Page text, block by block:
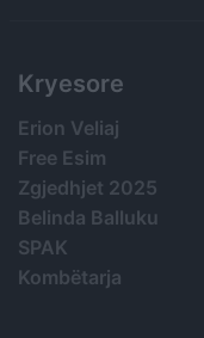
Kryesore
Erion Veliaj
Free Esim
Zgjedhjet 2025
Belinda Balluku
SPAK
Kombëtarja